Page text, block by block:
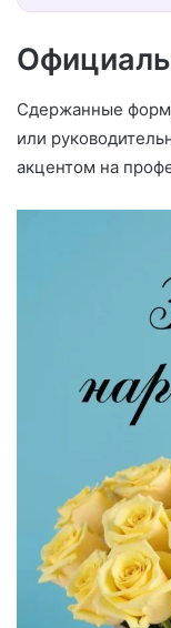
Сдержанные
или
акцентом на